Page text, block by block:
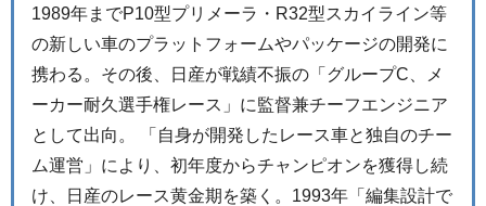
1989年までP10型プリメーラ・R32型スカイライン等
の新しい車のプラットフォームやパッケージの開発に
携わる。その後、日産が戦績不振の「グループC、メ
ーカー耐久選手権レース」に監督兼チーフエンジニア
として出向。 「自身が開発したレース車と独自のチー
ム運営」により、初年度からチャンピオンを獲得し続
け、日産のレース黄金期を築く。1993年「編集設計で